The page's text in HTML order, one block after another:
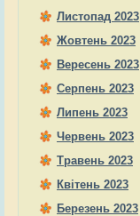
Листопад 2023
Жовтень 2023
Вересень 2023
Серпень 2023
Липень 2023
Червень 2023
Травень 2023
Квітень 2023
Березень 2023